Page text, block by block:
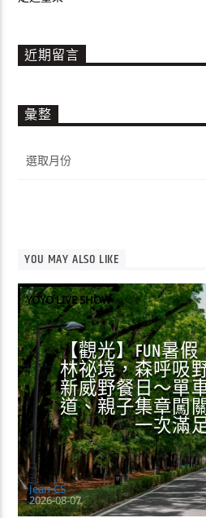
近期留言
彙整
整
YOU MAY ALSO LIKE
YOYO LIVE SHOW
【觀光】FUN暑
林祕境，森呼吸
新威野餐日～單
道、親子集章闖
一次滿
Jean-CS
2026-08-07